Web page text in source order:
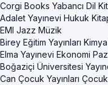
Corgi Books Yabancı Dil
Adalet Yayınevi Hukuk
EMI Jazz Müzik
Birey Eğitim Yayınları
Elma Yayınevi Ekonomi
Boğaziçi Üniversitesi
Can Çocuk Yayınları